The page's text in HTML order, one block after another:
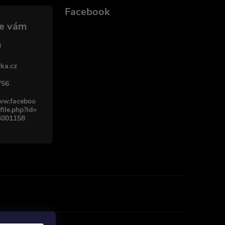
Facebook